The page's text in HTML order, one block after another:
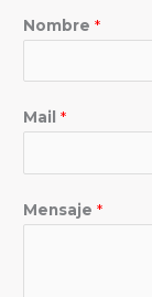
Nombre *
Mail *
Mensaje *